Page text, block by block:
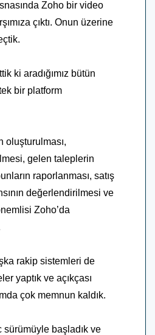
Zoho bir video
çıktı. Onun üzerine
ki aradığımız bütün
bir platform
oluşturulması,
gelen taleplerin
raporlanması, satış
değerlendirilmesi ve
Zoho’da
rakip sistemleri de
yaptık ve açıkçası
çok memnun kaldık.
sürümüyle başladık ve